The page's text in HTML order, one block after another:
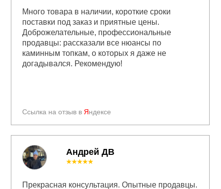
Ссылка на отзыв в Яндексе
Много товара в наличии, короткие сроки
поставки под заказ и приятные цены.
Доброжелательные, профессиональные
продавцы: рассказали все нюансы по
каминным топкам, о которых я даже не
догадывался. Рекомендую!
Андрей ДВ
★★★★★
Прекрасная консультация. Опытные продавцы.